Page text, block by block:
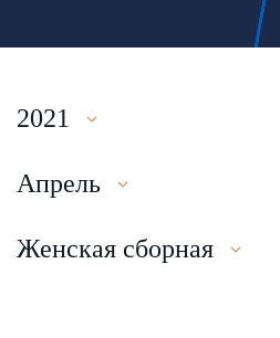
2021
Апрель
Женская сборная